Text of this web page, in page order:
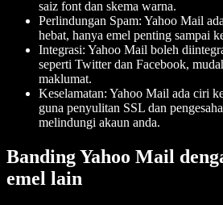
saiz font dan skema warna.
Perlindungan Spam: Yahoo Mail
hebat, hanya emel penting sampai
Integrasi: Yahoo Mail boleh
seperti Twitter dan Facebook,
maklumat.
Keselamatan: Yahoo Mail ada ciri
guna penyulitan SSL dan
melindungi akaun anda.
Banding Yahoo Mail
emel lain